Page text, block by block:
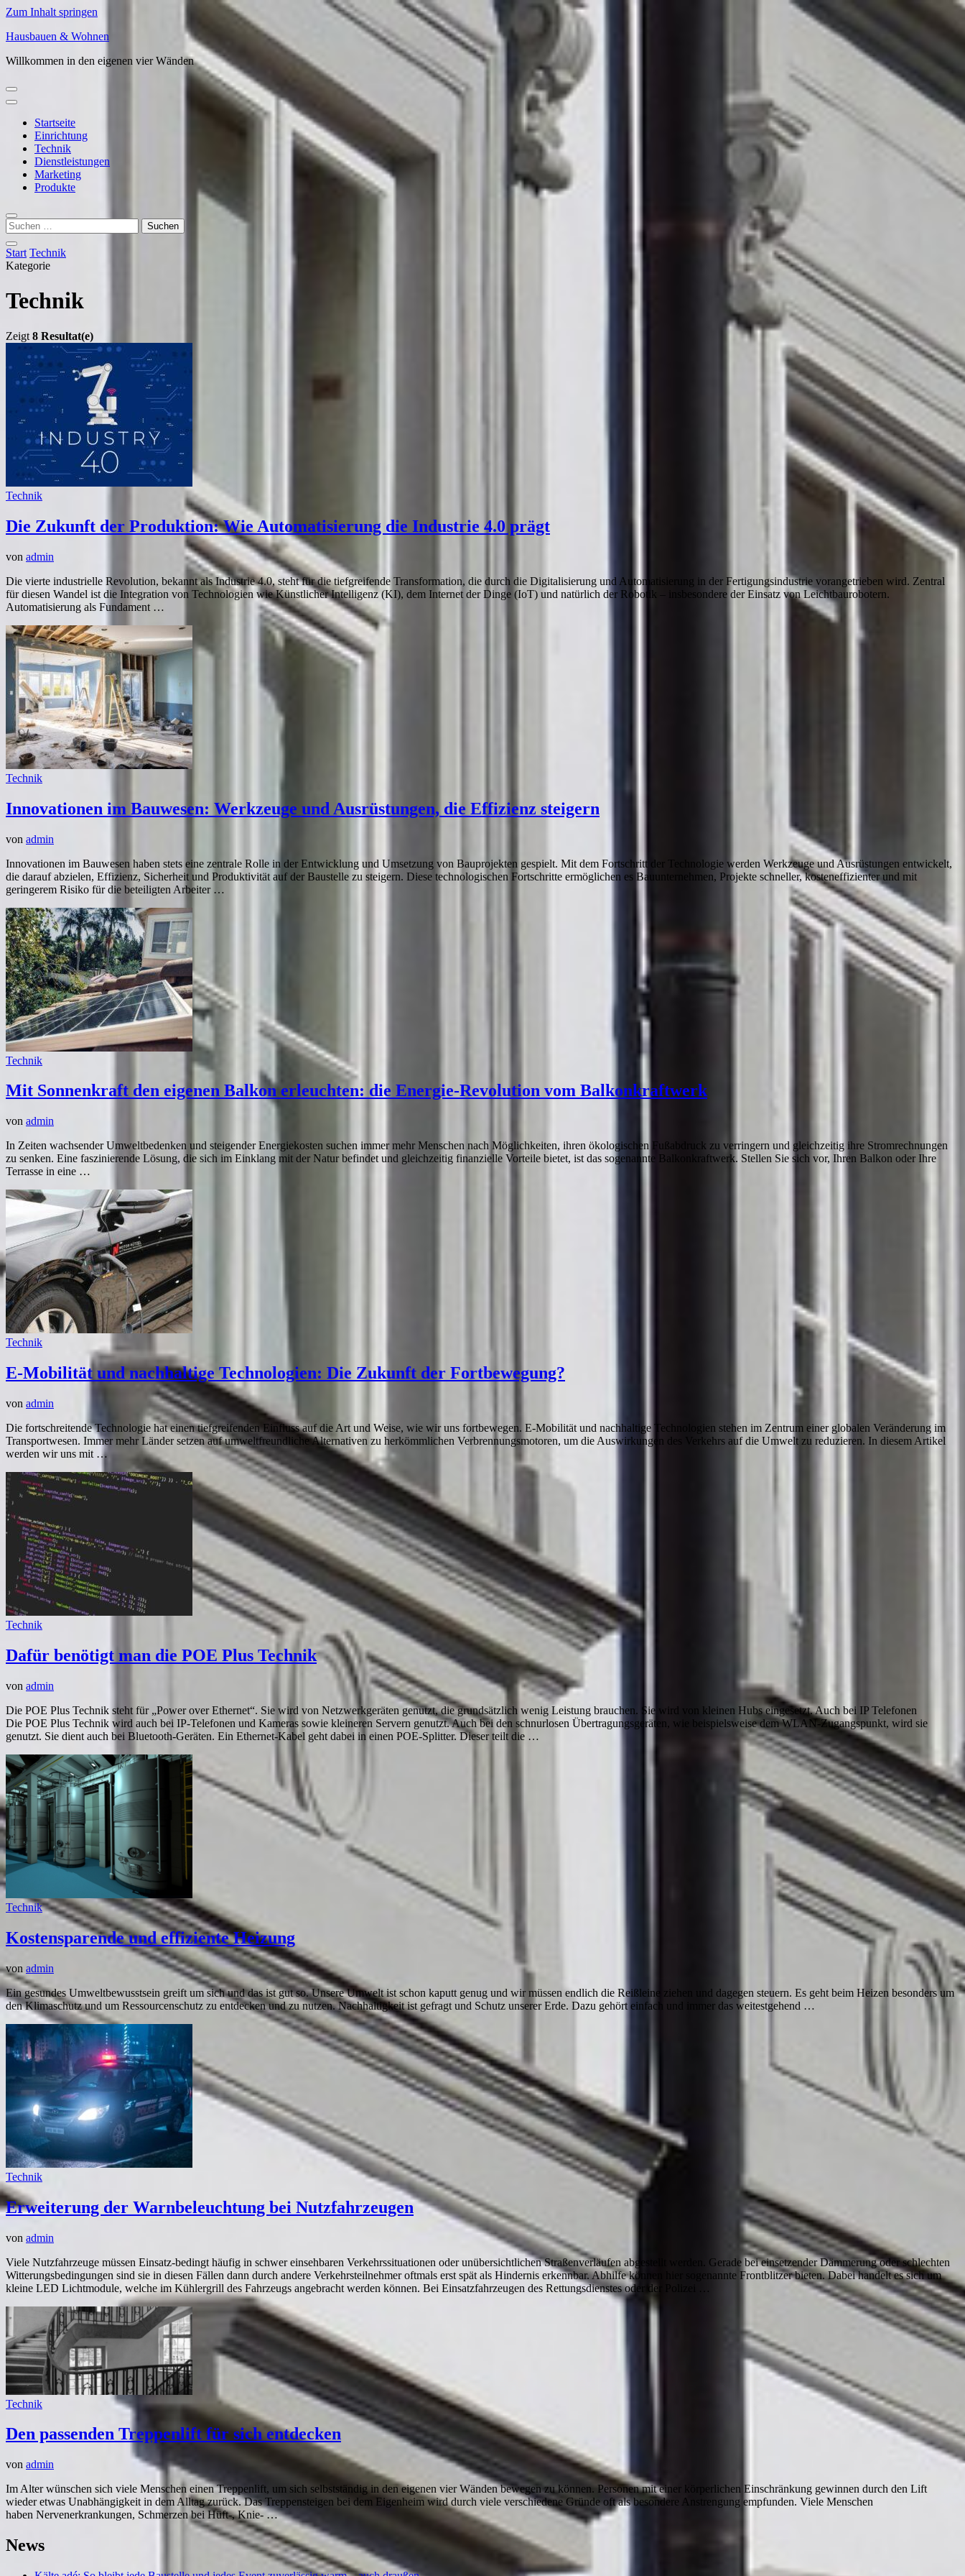
Zum Inhalt springen
Hausbauen & Wohnen
Willkommen in den eigenen vier Wänden
Startseite
Einrichtung
Technik
Dienstleistungen
Marketing
Produkte
Suchen
nach:
Start Technik
Kategorie
Technik
Zeigt 8 Resultat(e)
Technik
Die Zukunft der Produktion: Wie Automatisierung die Industrie 4.0 prägt
von admin
Die vierte industrielle Revolution, bekannt als Industrie 4.0, steht für die tiefgreifende Transformation, die durch die Digitalisierung und Automatisierung in der Fertigungsindustrie vorangetrieben wird. Zentral
für diesen Wandel ist die Integration von Technologien wie Künstlicher Intelligenz (KI), dem Internet der Dinge (IoT) und natürlich der Robotik – insbesondere der Einsatz von Leichtbaurobotern.
Automatisierung als Fundament …
Technik
Innovationen im Bauwesen: Werkzeuge und Ausrüstungen, die Effizienz steigern
von admin
Innovationen im Bauwesen haben stets eine zentrale Rolle in der Entwicklung und Umsetzung von Bauprojekten gespielt. Mit dem Fortschritt der Technologie werden Werkzeuge und Ausrüstungen entwickelt,
die darauf abzielen, Effizienz, Sicherheit und Produktivität auf der Baustelle zu steigern. Diese technologischen Fortschritte ermöglichen es Bauunternehmen, Projekte schneller, kosteneffizienter und mit
geringerem Risiko für die beteiligten Arbeiter …
Technik
Mit Sonnenkraft den eigenen Balkon erleuchten: die Energie-Revolution vom Balkonkraftwerk
von admin
In Zeiten wachsender Umweltbedenken und steigender Energiekosten suchen immer mehr Menschen nach Möglichkeiten, ihren ökologischen Fußabdruck zu verringern und gleichzeitig ihre Stromrechnungen
zu senken. Eine faszinierende Lösung, die sich im Einklang mit der Natur befindet und gleichzeitig finanzielle Vorteile bietet, ist das sogenannte Balkonkraftwerk. Stellen Sie sich vor, Ihren Balkon oder Ihre
Terrasse in eine …
Technik
E-Mobilität und nachhaltige Technologien: Die Zukunft der Fortbewegung?
von admin
Die fortschreitende Technologie hat einen tiefgreifenden Einfluss auf die Art und Weise, wie wir uns fortbewegen. E-Mobilität und nachhaltige Technologien stehen im Zentrum einer globalen Veränderung im
Transportwesen. Immer mehr Länder setzen auf umweltfreundliche Alternativen zu herkömmlichen Verbrennungsmotoren, um die Auswirkungen des Verkehrs auf die Umwelt zu reduzieren. In diesem Artikel
werden wir uns mit …
Technik
Dafür benötigt man die POE Plus Technik
von admin
Die POE Plus Technik steht für „Power over Ethernet“. Sie wird von Netzwerkgeräten genutzt, die grundsätzlich wenig Leistung brauchen. Sie wird von kleinen Hubs eingesetzt. Auch bei IP Telefonen
Die POE Plus Technik wird auch bei IP-Telefonen und Kameras sowie kleineren Servern genutzt. Auch bei den schnurlosen Übertragungsgeräten, wie beispielsweise dem WLAN-Zugangspunkt, wird sie
genutzt. Sie dient auch bei Bluetooth-Geräten. Ein Ethernet-Kabel geht dabei in einen POE-Splitter. Dieser teilt die …
Technik
Kostensparende und effiziente Heizung
von admin
Ein gesundes Umweltbewusstsein greift um sich und das ist gut so. Unsere Umwelt ist schon kaputt genug und wir müssen endlich die Reißleine ziehen und dagegen steuern. Es geht beim Heizen besonders um
den Klimaschutz und um Ressourcenschutz zu entdecken und zu nutzen. Nachhaltigkeit ist gefragt und Schutz unserer Erde. Dazu gehört einfach und immer das weitestgehend …
Technik
Erweiterung der Warnbeleuchtung bei Nutzfahrzeugen
von admin
Viele Nutzfahrzeuge müssen Einsatz-bedingt häufig in schwer einsehbaren Verkehrssituationen oder unübersichtlichen Straßenverläufen abgestellt werden. Gerade bei einsetzender Dämmerung oder schlechten
Witterungsbedingungen sind sie in diesen Fällen dann durch andere Verkehrsteilnehmer oftmals erst spät als Hindernis erkennbar. Abhilfe können hier sogenannte Frontblitzer bieten. Dabei handelt es sich um
kleine LED Lichtmodule, welche im Kühlergrill des Fahrzeugs angebracht werden können. Bei Einsatzfahrzeugen des Rettungsdienstes oder der Polizei …
Technik
Den passenden Treppenlift für sich entdecken
von admin
Im Alter wünschen sich viele Menschen einen Treppenlift, um sich selbstständig in den eigenen vier Wänden bewegen zu können. Personen mit einer körperlichen Einschränkung gewinnen durch den Lift
wieder etwas Unabhängigkeit in dem Alltag zurück. Das Treppensteigen bei dem Eigenheim wird durch viele verschiedene Gründe oft als besondere Anstrengung empfunden. Viele Menschen
haben Nervenerkrankungen, Schmerzen bei Hüft-, Knie- …
News